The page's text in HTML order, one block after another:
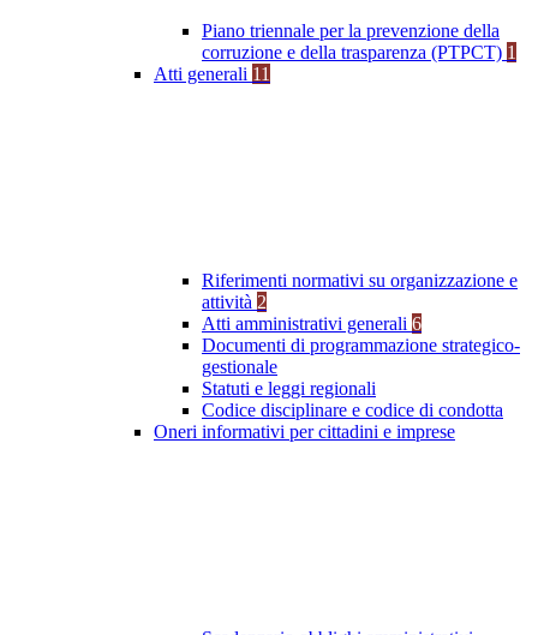
Piano triennale per la prevenzione della
corruzione e della trasparenza (PTPCT) 1
Atti generali 11
Riferimenti normativi su organizzazione e
attività 2
Atti amministrativi generali 6
Documenti di programmazione strategico-
gestionale
Statuti e leggi regionali
Codice disciplinare e codice di condotta
Oneri informativi per cittadini e imprese